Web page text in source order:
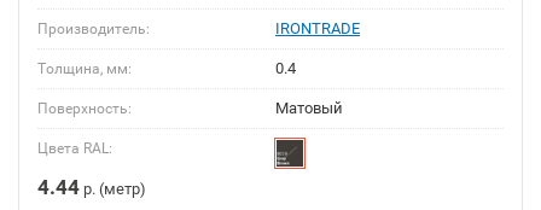
Производитель: IRONTRADE
Толщина, мм: 0.4
Поверхность: Матовый
Цвета RAL:
4.44 р. (метр)